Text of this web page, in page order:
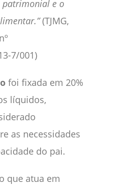
patrimonial e o
(TJMG,
7/001)
foi fixada em 20%
líquidos,
as necessidades
do pai.
que atua em